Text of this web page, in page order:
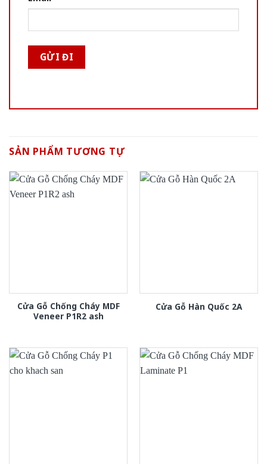
SẢN PHẨM TƯƠNG TỰ
Cửa Gỗ Chống Cháy MDF
Veneer P1R2 ash
Cửa Gỗ Hàn Quốc 2A